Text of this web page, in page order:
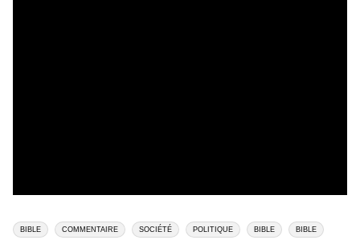
BIBLE COMMENTAIRE SOCIÉTÉ POLITIQUE BIBLE BIBLE